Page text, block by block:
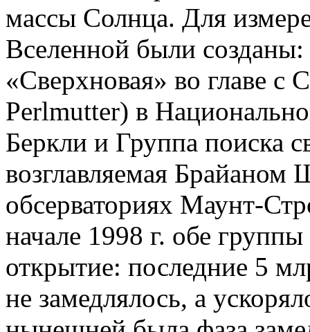
массы Солнца. Для
Вселенной были
«Сверхновая» во главе
Perlmutter) в
Беркли и Группа поиска
возглавляемая
обсерваториях Маунт-
начале 1998 г. обе
открытие: последние 5
не замедлялось, а